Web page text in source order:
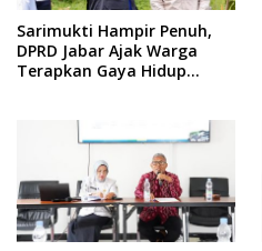
Sarimukti Hampir Penuh,
DPRD Jabar Ajak Warga
Terapkan Gaya Hidup